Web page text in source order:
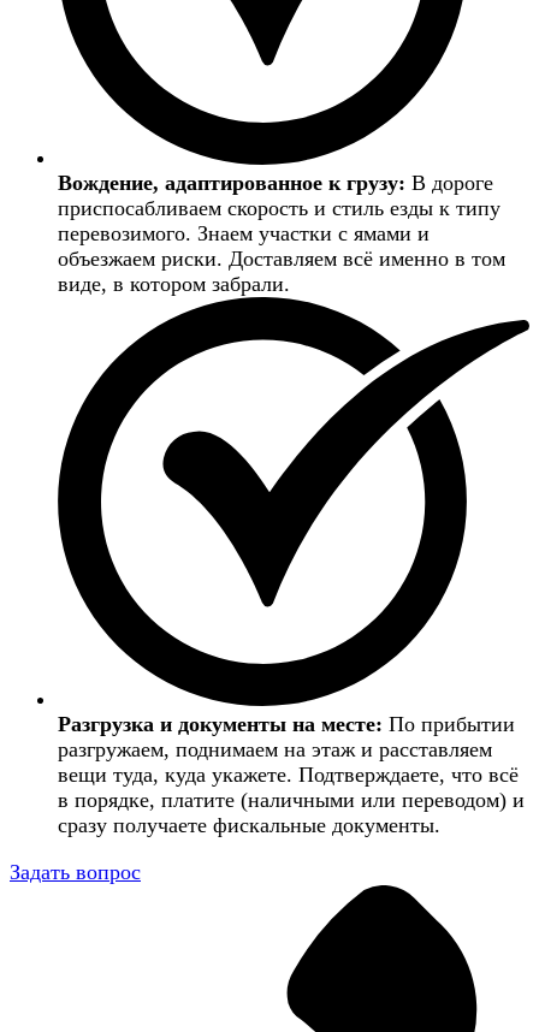
Вождение, адаптированное к грузу: В дороге
приспосабливаем скорость и стиль езды к типу
перевозимого. Знаем участки с ямами и
объезжаем риски. Доставляем всё именно в том
виде, в котором забрали.
Разгрузка и документы на месте: По прибытии
разгружаем, поднимаем на этаж и расставляем
вещи туда, куда укажете. Подтверждаете, что всё
в порядке, платите (наличными или переводом) и
сразу получаете фискальные документы.
Задать вопрос